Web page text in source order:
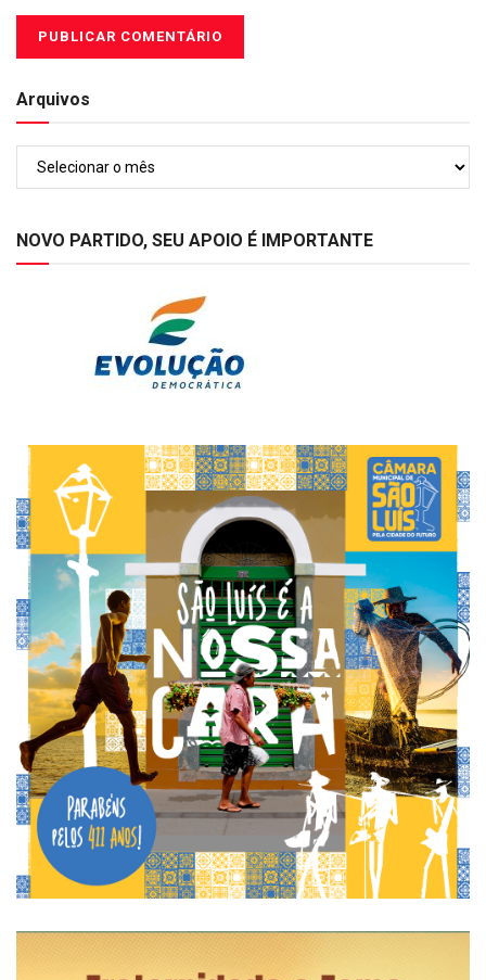
Arquivos
NOVO PARTIDO, SEU APOIO É IMPORTANTE